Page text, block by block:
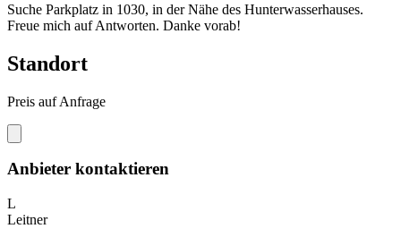
Suche Parkplatz in 1030, in der Nähe des Hunterwasserhauses.
Freue mich auf Antworten. Danke vorab!
Standort
Preis auf Anfrage
Anbieter kontaktieren
L
Leitner